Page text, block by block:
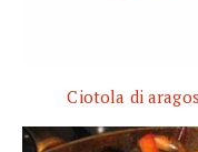
Ciotola di